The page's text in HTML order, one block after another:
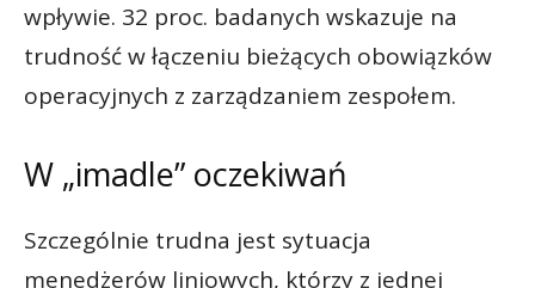
wpływie. 32 proc. badanych wskazuje na
trudność w łączeniu bieżących obowiązków
operacyjnych z zarządzaniem zespołem.
W „imadle” oczekiwań
Szczególnie trudna jest sytuacja
menedżerów liniowych, którzy z jednej